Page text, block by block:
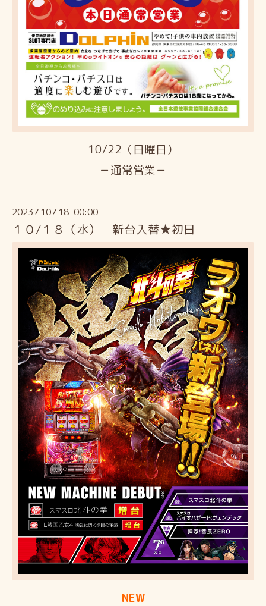
10/22（日曜日）
－通常営業－
2023 / 10/ 18 00:00
１０/１８（水） 新台入替★初日
NEW